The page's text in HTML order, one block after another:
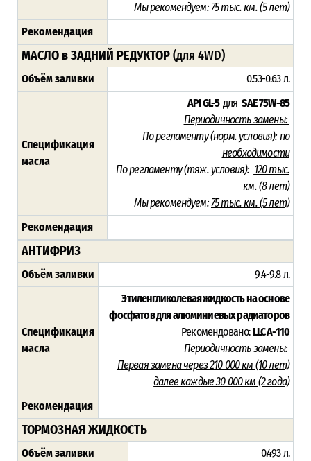
Мы рекомендуем:75 тыс. км. (5 лет)
Рекомендация
МАСЛО в ЗАДНИЙ РЕДУКТОР(для 4WD)
Объём заливки 0.53-0.63 л.
Спецификация
масла
API GL-5 дляSAE 75W-85
Периодичность замены:
По регламенту (норм. условия): по
необходимости
По регламенту (тяж. условия): 120 тыс.
км. (8 лет)
Мы рекомендуем:75 тыс. км. (5 лет)
Рекомендация
АНТИФРИЗ
Объём заливки 9.4-9.8 л.
Спецификация
масла
Этиленгликолевая жидкость на основе
фосфатов для алюминиевых радиаторов
Рекомендовано:LLC A-110
Периодичность замены:
Первая замена через 210 000 км (10 лет)
далее каждые 30 000 км (2 года)
Рекомендация
ТОРМОЗНАЯ ЖИДКОСТЬ
Объём заливки 0.493 л.